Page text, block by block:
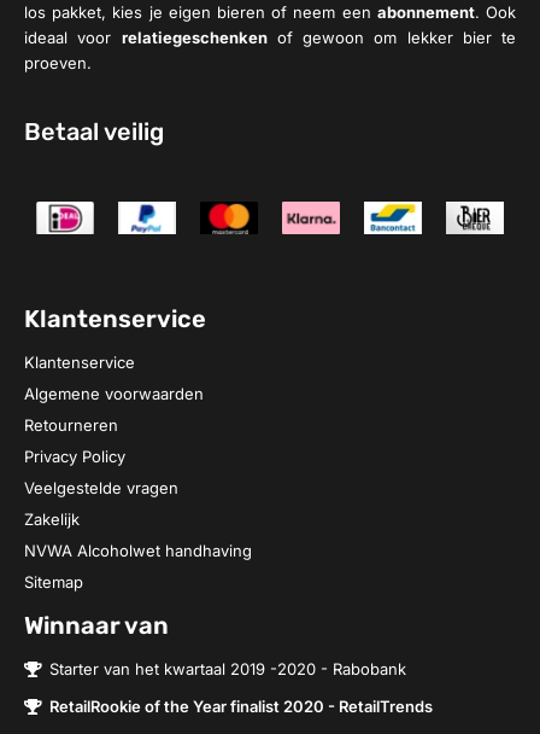
los pakket, kies je eigen bieren of neem een abonnement. Ook
ideaal voor relatiegeschenkenof gewoon om lekker bier te
proeven.
Betaal veilig
Klantenservice
Klantenservice
Algemene voorwaarden
Retourneren
Privacy Policy
Veelgestelde vragen
Zakelijk
NVWA Alcoholwet handhaving
Sitemap
Winnaar van
Starter van het kwartaal 2019 -2020 - Rabobank
RetailRookie of the Year finalist 2020 - RetailTrends